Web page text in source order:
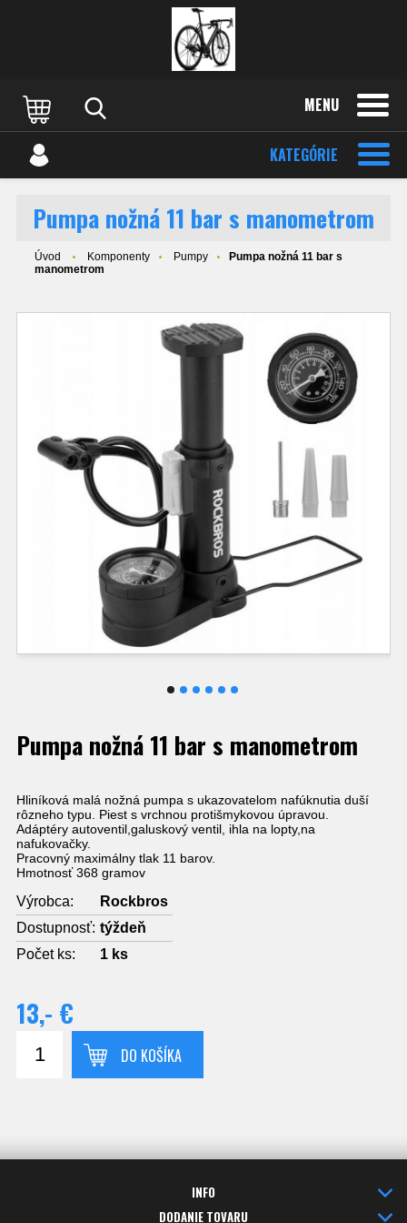
MENU
KATEGÓRIE
Pumpa nožná 11 bar s manometrom
Úvod Komponenty Pumpy
Pumpa nožná 11 bar s
manometrom
Pumpa nožná 11 bar s manometrom
Hliníková malá nožná pumpa s ukazovatelom nafúknutia duší
rôzneho typu. Piest s vrchnou protišmykovou úpravou.
Adáptéry autoventil,galuskový ventil, ihla na lopty,na
nafukovačky.
Pracovný maximálny tlak 11 barov.
Hmotnosť 368 gramov
Výrobca:
Rockbros
Dostupnosť: týždeň
Počet ks:
1 ks
13,- €
DO KOŠÍKA
INFO
DODANIE TOVARU